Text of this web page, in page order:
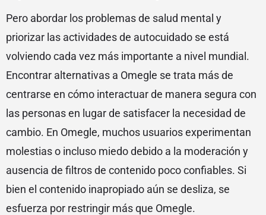
Pero abordar los problemas de salud mental y
priorizar las actividades de autocuidado se está
volviendo cada vez más importante a nivel mundial.
Encontrar alternativas a Omegle se trata más de
centrarse en cómo interactuar de manera segura con
las personas en lugar de satisfacer la necesidad de
cambio. En Omegle, muchos usuarios experimentan
molestias o incluso miedo debido a la moderación y
ausencia de filtros de contenido poco confiables. Si
bien el contenido inapropiado aún se desliza, se
esfuerza por restringir más que Omegle.